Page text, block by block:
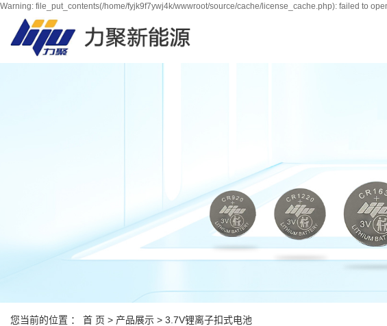
Warning: file_put_contents(/home/fyjk9f7ywj4k/wwwroot/source/cache/license_cache.php): failed to
您当前的位置 ： 首 页 > 产品展示 > 3.7V锂离子扣式电池